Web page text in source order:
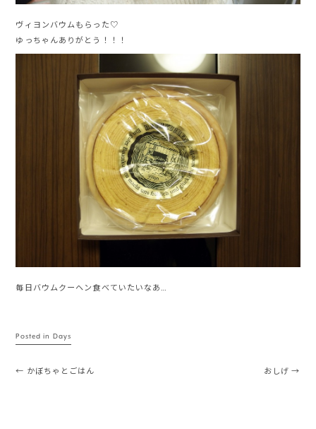
ヴィヨンバウムもらった♡
ゆっちゃんありがとう！！！
毎日バウムクーヘン食べていたいなあ…
Posted in Days
Post navigation
← かぼちゃとごはん おしげ→